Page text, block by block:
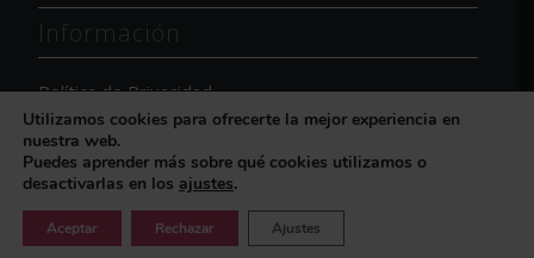
Información
Política de Privacidad
Política de Cookies
Aviso Legal
Utilizamos cookies para ofrecerte la mejor experiencia en
nuestra web.
Puedes aprender más sobre qué cookies utilizamos o
desactivarlas en los ajustes.
Aceptar Rechazar Ajustes